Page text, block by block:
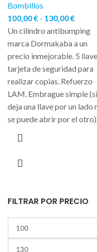
FILTRAR POR PRECIO
Bombillos
100,00€ - 130,00€
Un cilindro antibumping
marca Dormakaba a un
precio inmejorable. 5
tarjeta de seguridad para
realizar copias. Refuerzo
LAM. Embrague simple
deja una llave por un lado
se puede abrir por el